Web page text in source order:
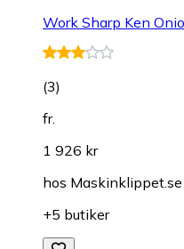
Work Sharp Ken
(3)
fr.
1 926 kr
hos Maskinklippet.se
+5 butiker